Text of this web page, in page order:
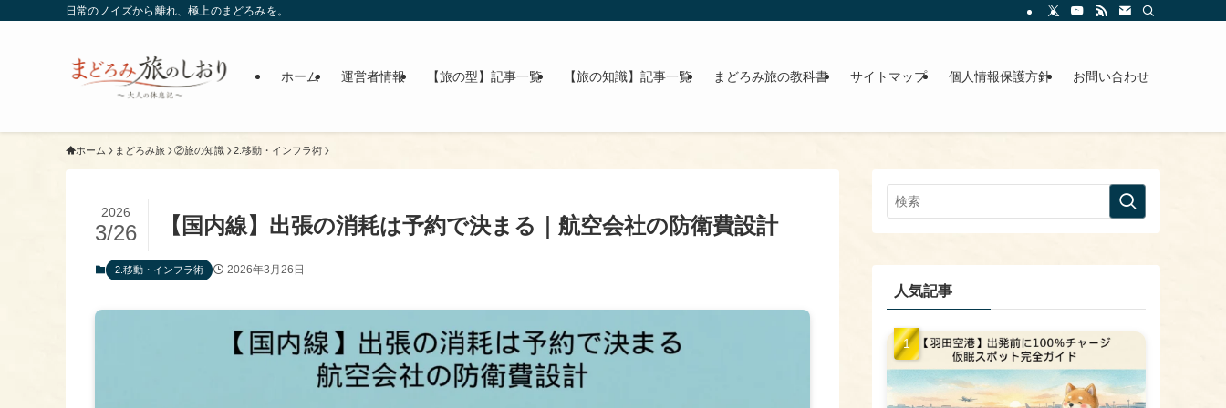
日常のノイズから離れ、極上のまどろみを。
ホーム 運営者情報 【旅の型】記事一覧 【旅の知識】記事一覧 まどろみ旅の教科書 サイトマップ 個人情報保護方針 お問い合わせ
ホーム まどろみ旅 ②旅の知識 ​2.移動・インフラ術
【国内線】出張の消耗は予約で決まる｜航空会社の防衛費設計
2026
3/26
​2.移動・インフラ術 2026年3月26日
人気記事